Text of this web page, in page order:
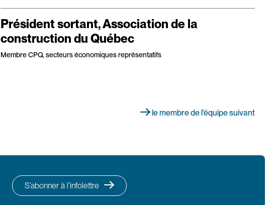
Président sortant, Association de la
construction du Québec
Membre CPQ, secteurs économiques représentatifs
le membre de l'équipe suivant
S’abonner à l’infolettre